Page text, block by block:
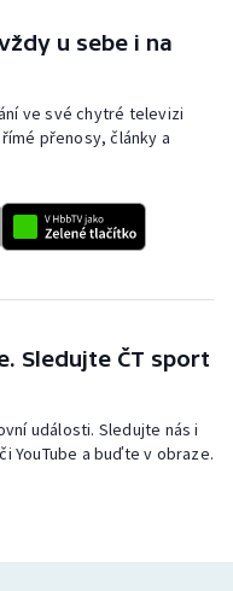
u sebe i na
ve své chytré televizi
přenosy, články a
Sledujte ČT sport
události. Sledujte nás i
YouTube a buďte v obraze.